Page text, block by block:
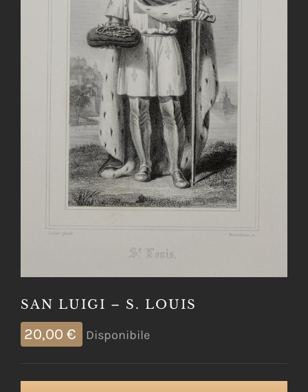
SAN LUIGI – S. LOUIS
20,00 € Disponibile